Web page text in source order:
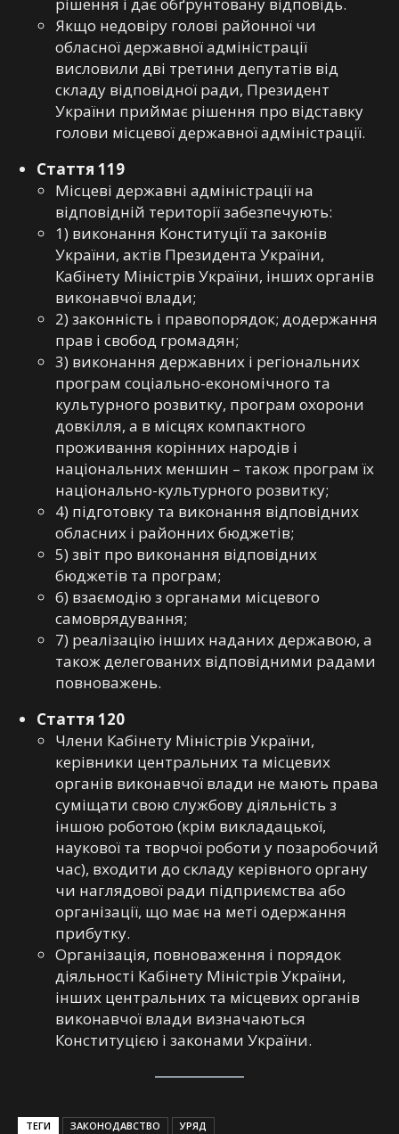
Якщо недовіру голові районної чи
обласної державної адміністрації
висловили дві третини депутатів від
складу відповідної ради, Президент
України приймає рішення про відставку
голови місцевої державної адміністрації.
Стаття 119
Місцеві державні адміністрації на
відповідній території забезпечують:
1) виконання Конституції та законів
України, актів Президента України,
Кабінету Міністрів України, інших органів
виконавчої влади;
2) законність і правопорядок; додержання
прав і свобод громадян;
3) виконання державних і регіональних
програм соціально-економічного та
культурного розвитку, програм охорони
довкілля, а в місцях компактного
проживання корінних народів і
національних меншин – також програм їх
національно-культурного розвитку;
4) підготовку та виконання відповідних
обласних і районних бюджетів;
5) звіт про виконання відповідних
бюджетів та програм;
6) взаємодію з органами місцевого
самоврядування;
7) реалізацію інших наданих державою, а
також делегованих відповідними радами
повноважень.
Стаття 120
Члени Кабінету Міністрів України,
керівники центральних та місцевих
органів виконавчої влади не мають права
суміщати свою службову діяльність з
іншою роботою (крім викладацької,
наукової та творчої роботи у позаробочий
час), входити до складу керівного органу
чи наглядової ради підприємства або
організації, що має на меті одержання
прибутку.
Організація, повноваження і порядок
діяльності Кабінету Міністрів України,
інших центральних та місцевих органів
виконавчої влади визначаються
Конституцією і законами України.
ТЕГИ ЗАКОНОДАВСТВО УРЯД